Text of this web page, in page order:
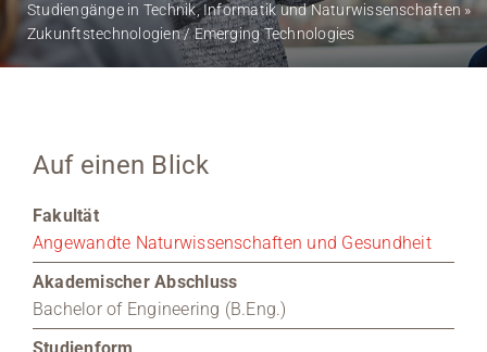
Entdecke die Region
Informationen für …
Medien
Stellenangebote
News
Veranstaltungen
Studiengänge in Technik, Informatik und Naturwissenschaften »
Zukunftstechnologien / Emerging Technologies
Auf einen Blick
Fakultät
Angewandte Naturwissenschaften und Gesundheit
Akademischer Abschluss
Bachelor of Engineering (B.Eng.)